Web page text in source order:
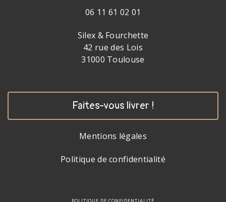
06 11 61 02 01
Silex & Fourchette
42 rue des Lois
31000 Toulouse
Faites-vous livrer !
Mentions légales
Politique de confidentialité